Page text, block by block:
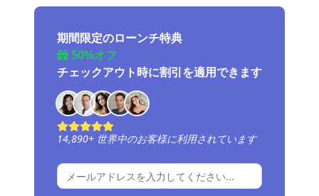
期間限定のローンチ特典
50%オフ
チェックアウト時に割引を適用できます
14,890+ 世界中のお客様に利用されています